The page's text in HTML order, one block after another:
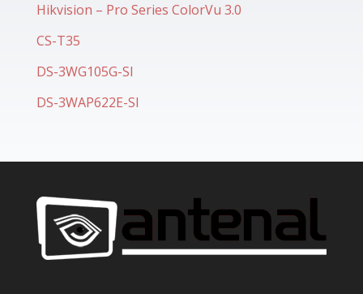
Hikvision – Pro Series ColorVu 3.0
CS-T35
DS-3WG105G-SI
DS-3WAP622E-SI